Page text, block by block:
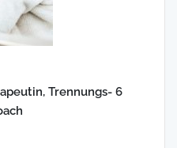
Trennungs- 6